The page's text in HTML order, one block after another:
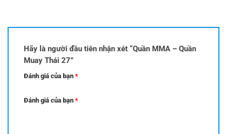
Hãy là người đầu tiên nhận xét “Quần MMA – Quần
Muay Thái 27”
Đánh giá của bạn *
Đánh giá của bạn *